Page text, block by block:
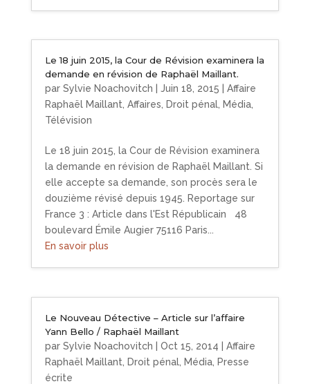
Le 18 juin 2015, la Cour de Révision examinera la
demande en révision de Raphaël Maillant.
par Sylvie Noachovitch Juin 18, 2015
Affaire
Raphaël Maillant, Affaires, Droit pénal, Média,
Télévision
Le 18 juin 2015, la Cour de Révision examinera
la demande en révision de Raphaël Maillant. Si
elle accepte sa demande, son procès sera le
douzième révisé depuis 1945. Reportage sur
France 3 : Article dans l'Est Républicain 48
boulevard Émile Augier 75116 Paris...
En savoir plus
Le Nouveau Détective – Article sur l’affaire
Yann Bello / Raphaël Maillant
par Sylvie Noachovitch Oct 15, 2014
Affaire
Raphaël Maillant
Droit pénal, Média, Presse
écrite